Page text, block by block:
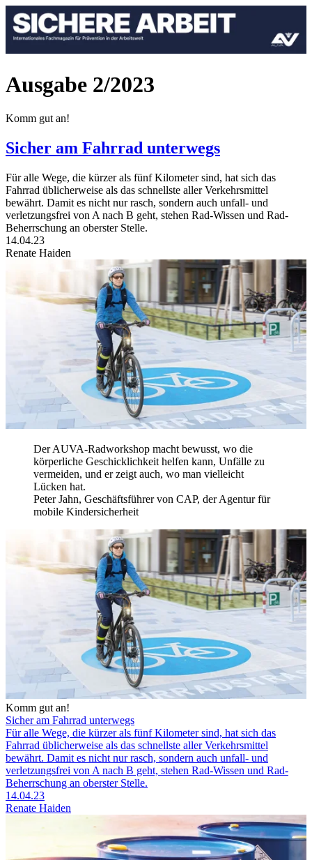
Ausgabe 2/2023
Komm gut an!
Sicher am Fahrrad unterwegs
Für alle Wege, die kürzer als fünf Kilometer sind, hat sich das
Fahrrad üblicherweise als das schnellste aller Verkehrsmittel
bewährt. Damit es nicht nur rasch, sondern auch unfall- und
verletzungsfrei von A nach B geht, stehen Rad-Wissen und Rad-
Beherrschung an oberster Stelle.
14.04.23
Renate Haiden
Der AUVA-Radworkshop macht bewusst, wo die
körperliche Geschicklichkeit helfen kann, Unfälle zu
vermeiden, und er zeigt auch, wo man vielleicht
Lücken hat.
Peter Jahn, Geschäftsführer von CAP, der Agentur für
mobile Kindersicherheit
Komm gut an!
Sicher am Fahrrad unterwegs
Für alle Wege, die kürzer als fünf Kilometer sind, hat sich das
Fahrrad üblicherweise als das schnellste aller Verkehrsmittel
bewährt. Damit es nicht nur rasch, sondern auch unfall- und
verletzungsfrei von A nach B geht, stehen Rad-Wissen und Rad-
Beherrschung an oberster Stelle.
14.04.23
Renate Haiden